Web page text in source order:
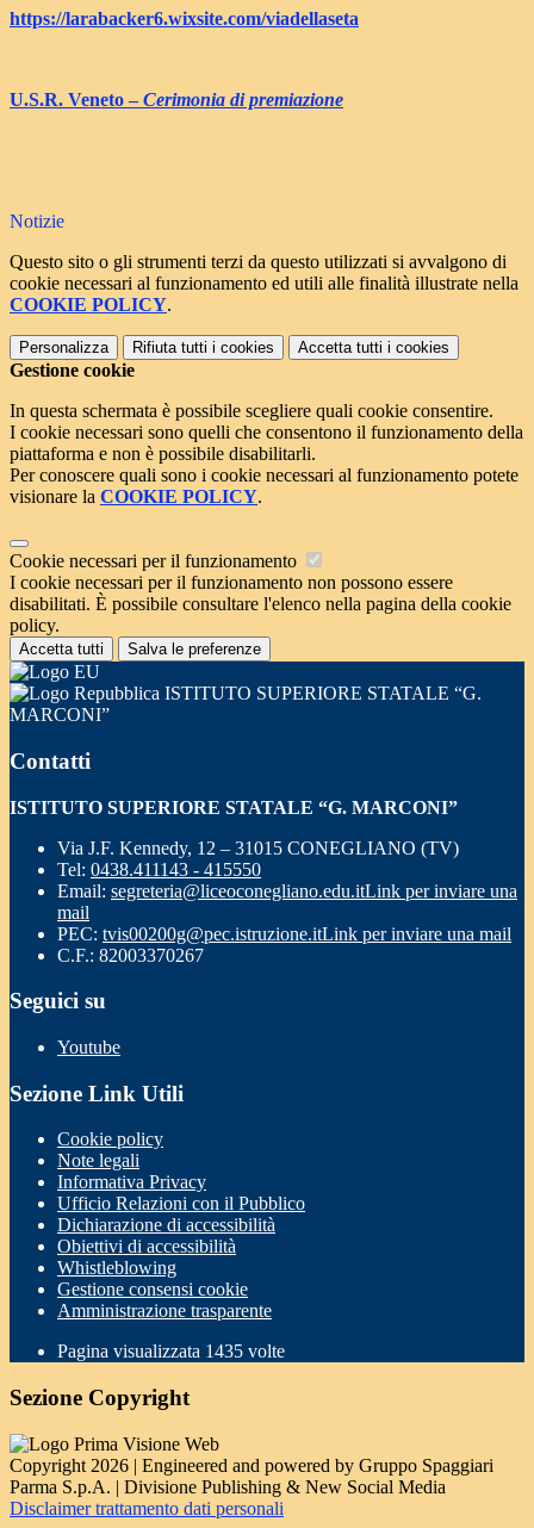
https://larabacker6.wixsite.com/viadellaseta
U.S.R. Veneto – Cerimonia di premiazione
Notizie
Questo sito o gli strumenti terzi da questo utilizzati si avvalgono di
cookie necessari al funzionamento ed utili alle finalità illustrate nella
COOKIE POLICY.
Personalizza Rifiuta tutti i cookies Accetta tutti i cookies
Gestione cookie
In questa schermata è possibile scegliere quali cookie consentire.
I cookie necessari sono quelli che consentono il funzionamento della
piattaforma e non è possibile disabilitarli.
Per conoscere quali sono i cookie necessari al funzionamento potete
visionare la COOKIE POLICY.
Cookie necessari per il funzionamento
I cookie necessari per il funzionamento non possono essere
disabilitati. È possibile consultare l'elenco nella pagina della cookie
policy.
Accetta tutti Salva le preferenze
ISTITUTO SUPERIORE STATALE “G.
MARCONI”
Contatti
ISTITUTO SUPERIORE STATALE “G. MARCONI”
Via J.F. Kennedy, 12 – 31015 CONEGLIANO (TV)
Tel: 0438.411143 - 415550
Email: segreteria@liceoconegliano.edu.itLink per inviare una
mail
PEC: tvis00200g@pec.istruzione.itLink per inviare una mail
C.F.: 82003370267
Seguici su
Youtube
Sezione Link Utili
Cookie policy
Note legali
Informativa Privacy
Ufficio Relazioni con il Pubblico
Dichiarazione di accessibilità
Obiettivi di accessibilità
Whistleblowing
Gestione consensi cookie
Amministrazione trasparente
Pagina visualizzata 1435 volte
Sezione Copyright
Copyright 2026 | Engineered and powered by Gruppo Spaggiari
Parma S.p.A. | Divisione Publishing & New Social Media
Disclaimer trattamento dati personali